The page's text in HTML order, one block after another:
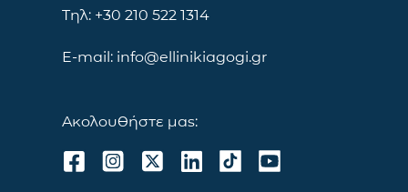
Τηλ: +30 210 522 1314
E-mail: info@ellinikiagogi.gr
Ακολουθήστε μας: